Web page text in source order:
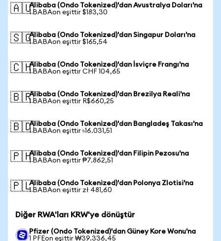
🇦🇺Alibaba (Ondo Tokenized)'dan Avustralya Doları'na
1 BABAon eşittir $183,30
🇸🇬Alibaba (Ondo Tokenized)'dan Singapur Doları'na
1 BABAon eşittir $165,54
🇨🇭Alibaba (Ondo Tokenized)'dan İsviçre Frangı'na
1 BABAon eşittir CHF 104,65
🇧🇷Alibaba (Ondo Tokenized)'dan Brezilya Reali'na
1 BABAon eşittir R$660,25
🇧🇩Alibaba (Ondo Tokenized)'dan Bangladeş Takası'na
1 BABAon eşittir ৳16.031,51
🇵🇭Alibaba (Ondo Tokenized)'dan Filipin Pezosu'na
1 BABAon eşittir ₱7.862,51
🇵🇱Alibaba (Ondo Tokenized)'dan Polonya Zlotisi'na
1 BABAon eşittir zł 481,60
Diğer RWA'ları KRW'ye dönüştür
Pfizer (Ondo Tokenized)'dan Güney Kore Wonu'na
1 PFEon eşittir ₩39.336,45